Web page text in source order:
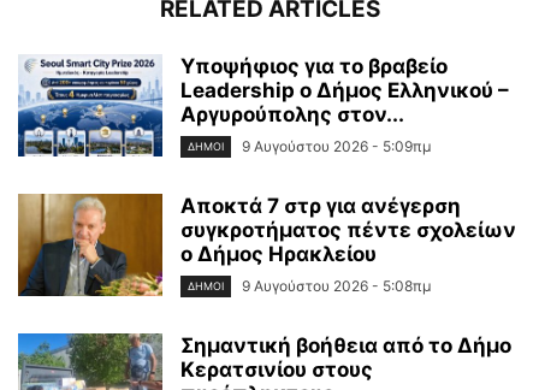
RELATED ARTICLES
Υποψήφιος για το βραβείο
Leadership ο Δήμος Ελληνικού –
Αργυρούπολης στον...
ΔΉΜΟΙ 9 Αυγούστου 2026 - 5:09πμ
Αποκτά 7 στρ για ανέγερση
συγκροτήματος πέντε σχολείων
ο Δήμος Ηρακλείου
ΔΉΜΟΙ 9 Αυγούστου 2026 - 5:08πμ
Σημαντική βοήθεια από το Δήμο
Κερατσινίου στους